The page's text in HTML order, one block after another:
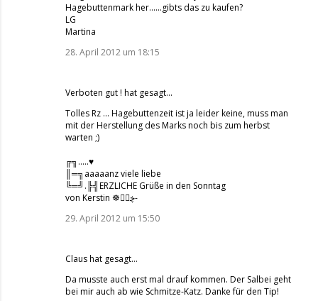
Hagebuttenmark her......gibts das zu kaufen?
LG
Martina
28. April 2012 um 18:15
Verboten gut ! hat gesagt…
Tolles Rz ... Hagebuttenzeit ist ja leider keine, muss man
mit der Herstellung des Marks noch bis zum herbst
warten ;)
╔╗.....♥
║═╗aaaaanz viele liebe
╚═╝.╠╣ERZLICHE Grüße in den Sonntag
von Kerstin ☸ڿڰۣ-
29. April 2012 um 15:50
Claushat gesagt…
Da musste auch erst mal drauf kommen. Der Salbei geht
bei mir auch ab wie Schmitze-Katz. Danke für den Tip!